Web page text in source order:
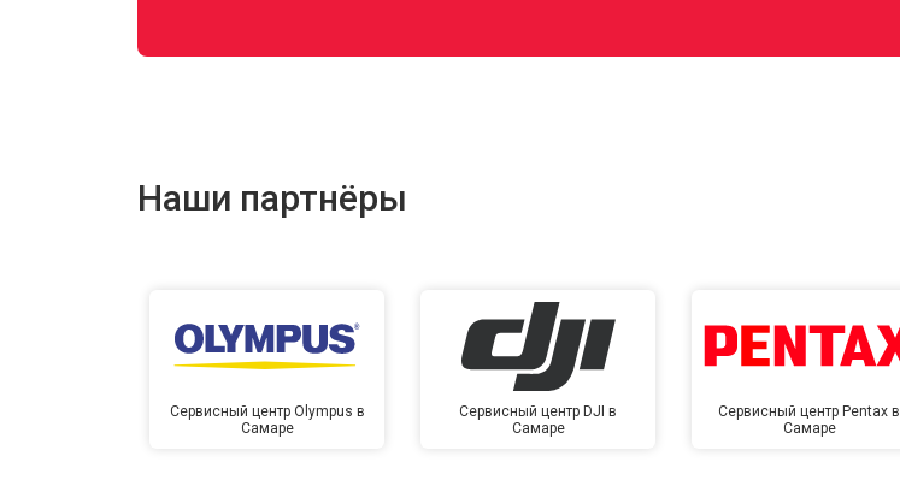
Наши партнёры
Сервисный центр Olympus в
Самаре
Сервисный центр DJI в
Самаре
Сервисный центр Pentax в
Самаре